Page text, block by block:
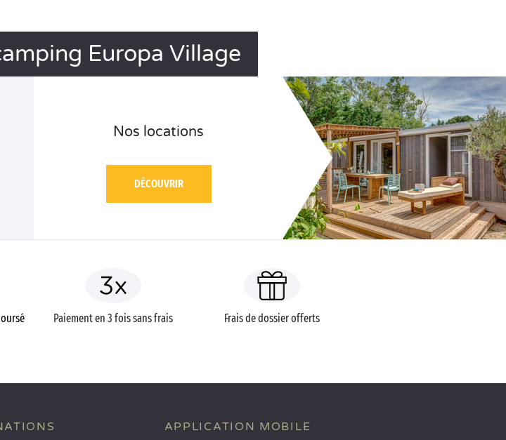
Europa Village
Nos locations
DÉCOUVRIR
Paiement en 3 fois sans frais Frais de dossier offerts
APPLICATION MOBILE